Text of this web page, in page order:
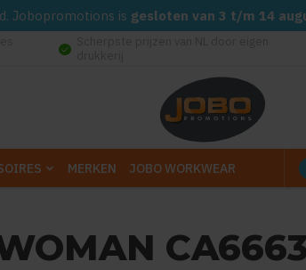
Jobopromotions is gesloten van 3 t/m 14
check_circle
MERKEN JOBO WORKWEAR